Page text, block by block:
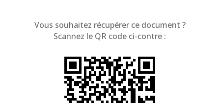
Vous souhaitez récupérer ce document ?
Scannez le QR code ci-contre :